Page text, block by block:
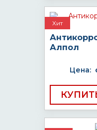
Хит
Алпол
Цена: